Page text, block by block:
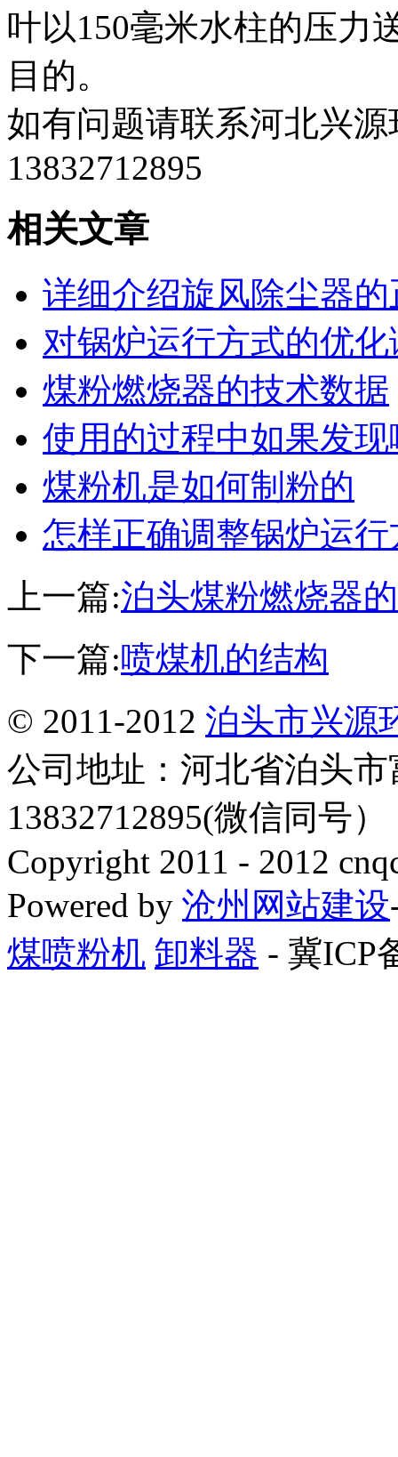
叶以150毫米水柱的压力
目的。
如有问题请联系河北兴
13832712895
相关文章
详细介绍旋风除尘器
对锅炉运行方式的优
煤粉燃烧器的技术数据
使用的过程中如果发
煤粉机是如何制粉的
怎样正确调整锅炉运行
上一篇:泊头煤粉燃烧器
下一篇:喷煤机的结构
© 2011-2012 泊头市兴源
公司地址：河北省泊头
13832712895(微信同号
Copyright 2011 - 2012
Powered by 沧州网站建设
煤喷粉机 卸料器 - 冀ICP